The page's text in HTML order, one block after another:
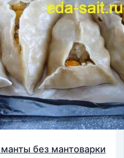
без мантоварки